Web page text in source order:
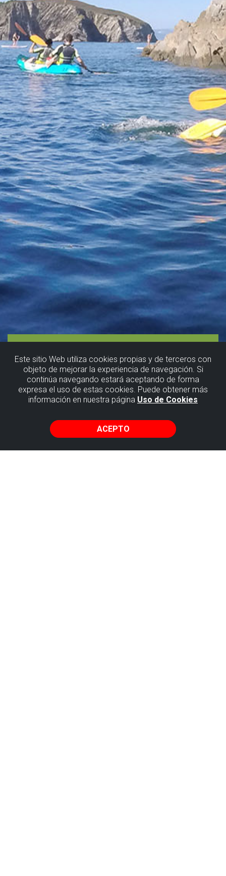
Este sitio Web utiliza cookies propias y de terceros con
objeto de mejorar la experiencia de navegación. Si
continúa navegando estará aceptando de forma
expresa el uso de estas cookies. Puede obtener más
información en nuestra página Uso de Cookies
ACEPTO